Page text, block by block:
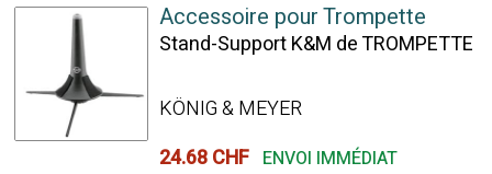
Accessoire pour Trompette
Stand-Support K&M de TROMPETTE
KÖNIG & MEYER
24.68 CHF ENVOI IMMÉDIAT